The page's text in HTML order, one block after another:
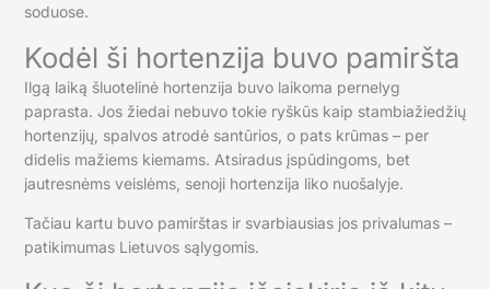
soduose.
Kodėl ši hortenzija buvo pamiršta
Ilgą laiką šluotelinė hortenzija buvo laikoma pernelyg
paprasta. Jos žiedai nebuvo tokie ryškūs kaip stambiažiedžių
hortenzijų, spalvos atrodė santūrios, o pats krūmas – per
didelis mažiems kiemams. Atsiradus įspūdingoms, bet
jautresnėms veislėms, senoji hortenzija liko nuošalyje.
Tačiau kartu buvo pamirštas ir svarbiausias jos privalumas –
patikimumas Lietuvos sąlygomis.